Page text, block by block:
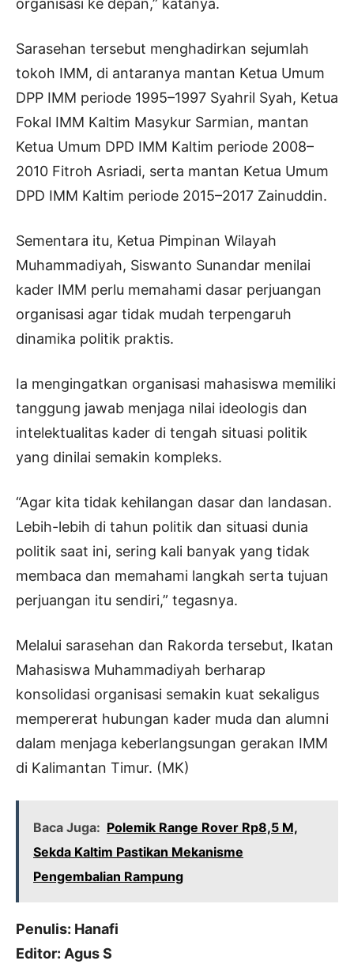
Sarasehan tersebut menghadirkan sejumlah
tokoh IMM, di antaranya mantan Ketua Umum
DPP IMM periode 1995–1997 Syahril Syah, Ketua
Fokal IMM Kaltim Masykur Sarmian, mantan
Ketua Umum DPD IMM Kaltim periode 2008–
2010 Fitroh Asriadi, serta mantan Ketua Umum
DPD IMM Kaltim periode 2015–2017 Zainuddin.
Sementara itu, Ketua Pimpinan Wilayah
Muhammadiyah, Siswanto Sunandar menilai
kader IMM perlu memahami dasar perjuangan
organisasi agar tidak mudah terpengaruh
dinamika politik praktis.
Ia mengingatkan organisasi mahasiswa memiliki
tanggung jawab menjaga nilai ideologis dan
intelektualitas kader di tengah situasi politik
yang dinilai semakin kompleks.
“Agar kita tidak kehilangan dasar dan landasan.
Lebih-lebih di tahun politik dan situasi dunia
politik saat ini, sering kali banyak yang tidak
membaca dan memahami langkah serta tujuan
perjuangan itu sendiri,” tegasnya.
Melalui sarasehan dan Rakorda tersebut, Ikatan
Mahasiswa Muhammadiyah berharap
konsolidasi organisasi semakin kuat sekaligus
mempererat hubungan kader muda dan alumni
dalam menjaga keberlangsungan gerakan IMM
di Kalimantan Timur. (MK)
Baca Juga: Polemik Range Rover Rp8,5 M,
Sekda Kaltim Pastikan Mekanisme
Pengembalian Rampung
Penulis: Hanafi
Editor: Agus S